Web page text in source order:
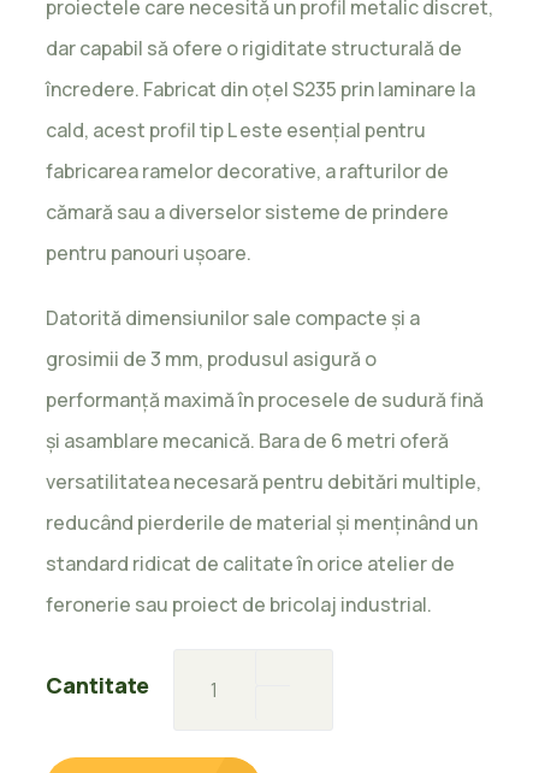
proiectele care necesită un profil metalic discret,
dar capabil să ofere o rigiditate structurală de
încredere. Fabricat din oțel S235 prin laminare la
cald, acest profil tip L este esențial pentru
fabricarea ramelor decorative, a rafturilor de
cămară sau a diverselor sisteme de prindere
pentru panouri ușoare.
Datorită dimensiunilor sale compacte și a
grosimii de 3 mm, produsul asigură o
performanță maximă în procesele de sudură fină
și asamblare mecanică. Bara de 6 metri oferă
versatilitatea necesară pentru debitări multiple,
reducând pierderile de material și menținând un
standard ridicat de calitate în orice atelier de
feronerie sau proiect de bricolaj industrial.
Cantitate
Laminat